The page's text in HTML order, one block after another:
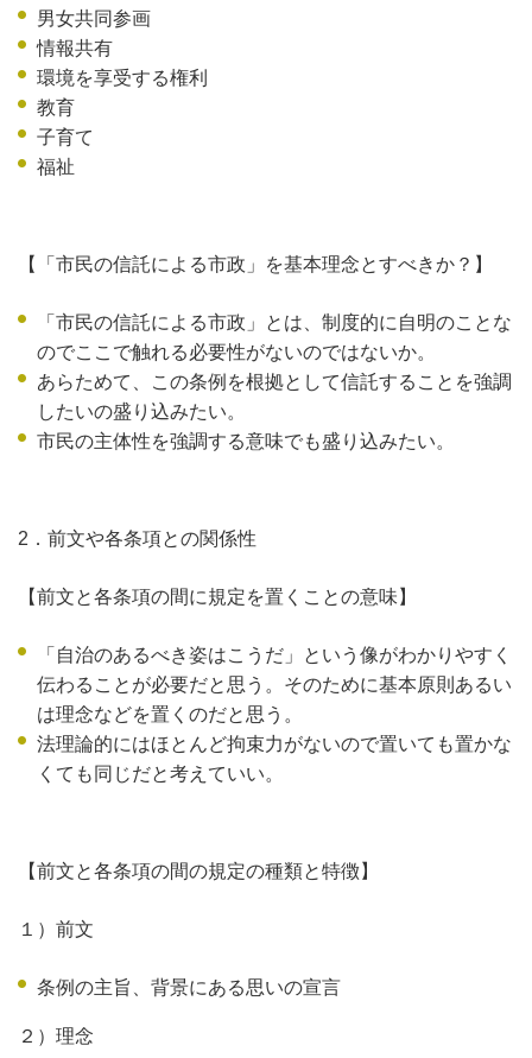
男女共同参画
情報共有
環境を享受する権利
教育
子育て
福祉
【「市民の信託による市政」を基本理念とすべきか？】
「市民の信託による市政」とは、制度的に自明のことな
のでここで触れる必要性がないのではないか。
あらためて、この条例を根拠として信託することを強調
したいの盛り込みたい。
市民の主体性を強調する意味でも盛り込みたい。
2．前文や各条項との関係性
【前文と各条項の間に規定を置くことの意味】
「自治のあるべき姿はこうだ」という像がわかりやすく
伝わることが必要だと思う。そのために基本原則あるい
は理念などを置くのだと思う。
法理論的にはほとんど拘束力がないので置いても置かな
くても同じだと考えていい。
【前文と各条項の間の規定の種類と特徴】
１）前文
条例の主旨、背景にある思いの宣言
２）理念